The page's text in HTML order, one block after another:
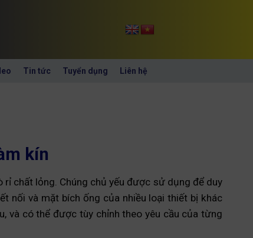
Tin tức Tuyển dụng Liên hệ
kín
chất lỏng. Chúng chủ yếu được sử dụng để duy
nối và mặt bích ống của nhiều loại thiết bị khác
và có thể được tùy chỉnh theo yêu cầu của từng